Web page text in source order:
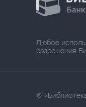
Любое
разрешения